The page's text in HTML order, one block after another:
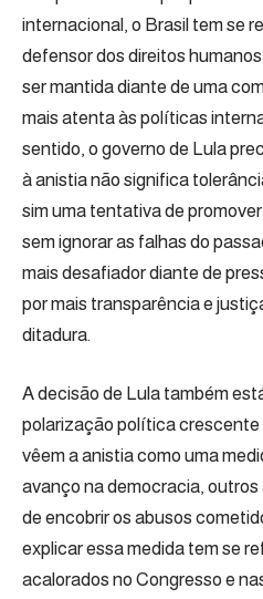
internacional, o Brasil tem se
defensor dos direitos
ser mantida diante de uma
mais atenta às políticas
sentido, o governo de Lula
à anistia não significa
sim uma tentativa de
sem ignorar as falhas do
mais desafiador diante de
por mais transparência e
ditadura.
A decisão de Lula também
polarização política crescente
vêem a anistia como uma
avanço na democracia,
de encobrir os abusos
explicar essa medida tem se
acalorados no Congresso e